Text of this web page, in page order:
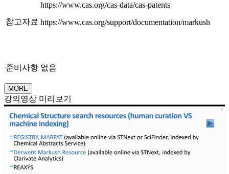
참고자료
https://www.cas.org/cas-data/cas-patents
https://www.cas.org/support/documentation/markush
준비사항 없음
MORE
강의영상 미리보기